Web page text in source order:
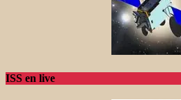
ISS en live